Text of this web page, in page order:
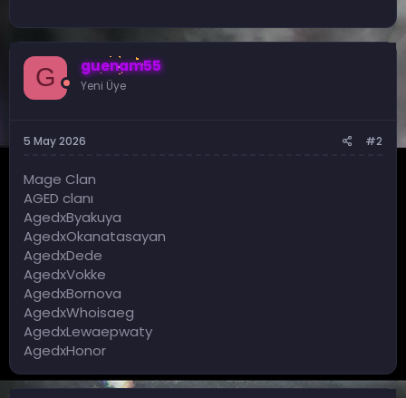
G guenam55
Yeni Üye
5 May 2026 #2
Mage Clan
AGED clanı
AgedxByakuya
AgedxOkanatasayan
AgedxDede
AgedxVokke
AgedxBornova
AgedxWhoisaeg
AgedxLewaepwaty
AgedxHonor